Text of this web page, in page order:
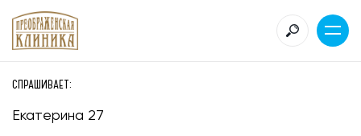
СПРАШИВАЕТ:
Екатерина 27